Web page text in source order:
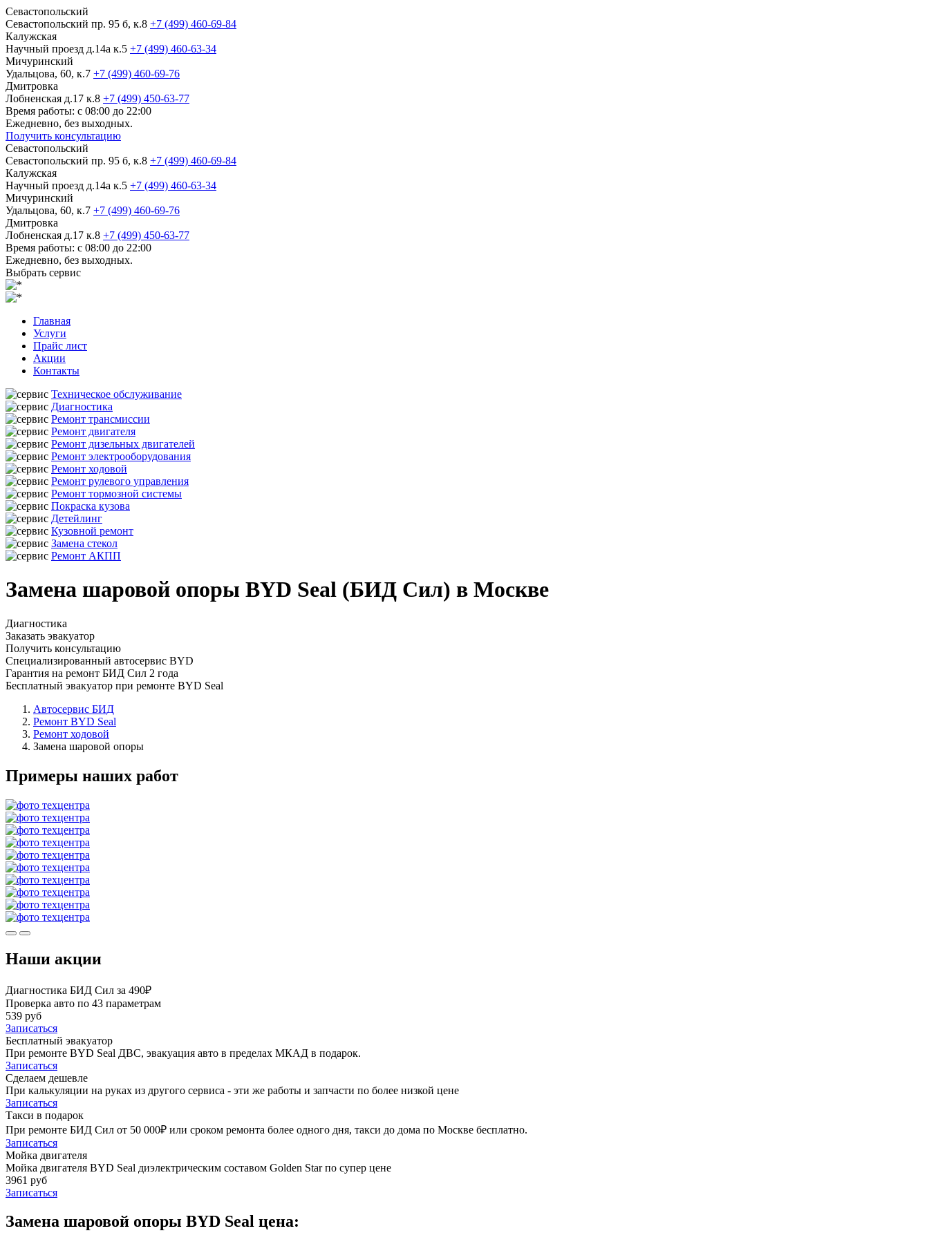
Севастопольский
Севастопольский пр. 95 б, к.8 +7 (499) 460-69-84
Калужская
Научный проезд д.14а к.5 +7 (499) 460-63-34
Мичуринский
Удальцова, 60, к.7 +7 (499) 460-69-76
Дмитровка
Лобненская д.17 к.8 +7 (499) 450-63-77
Время работы: с 08:00 до 22:00
Ежедневно, без выходных.
Получить консультацию
Севастопольский
Севастопольский пр. 95 б, к.8 +7 (499) 460-69-84
Калужская
Научный проезд д.14а к.5 +7 (499) 460-63-34
Мичуринский
Удальцова, 60, к.7 +7 (499) 460-69-76
Дмитровка
Лобненская д.17 к.8 +7 (499) 450-63-77
Время работы: с 08:00 до 22:00
Ежедневно, без выходных.
Выбрать сервис
Главная
Услуги
Прайс лист
Акции
Контакты
Техническое обслуживание
Диагностика
Ремонт трансмиссии
Ремонт двигателя
Ремонт дизельных двигателей
Ремонт электрооборудования
Ремонт ходовой
Ремонт рулевого управления
Ремонт тормозной системы
Покраска кузова
Детейлинг
Кузовной ремонт
Замена стекол
Ремонт АКПП
Замена шаровой опоры BYD Seal (БИД Сил) в Москве
Диагностика
Заказать эвакуатор
Получить консультацию
Специализированный автосервис BYD
Гарантия на ремонт БИД Сил 2 года
Бесплатный эвакуатор при ремонте BYD Seal
Автосервис БИД
Ремонт BYD Seal
Ремонт ходовой
Замена шаровой опоры
Примеры наших работ
Наши акции
Диагностика БИД Сил за 490₽
Проверка авто по 43 параметрам
539 руб
Записаться
Бесплатный эвакуатор
При ремонте BYD Seal ДВС, эвакуация авто в пределах МКАД в подарок.
Записаться
Сделаем дешевле
При калькуляции на руках из другого сервиса - эти же работы и запчасти по более низкой цене
Записаться
Такси в подарок
При ремонте БИД Сил от 50 000₽ или сроком ремонта более одного дня, такси до дома по Москве бесплатно.
Записаться
Мойка двигателя
Мойка двигателя BYD Seal диэлектрическим составом Golden Star по супер цене
3961 руб
Записаться
Замена шаровой опоры BYD Seal цена: